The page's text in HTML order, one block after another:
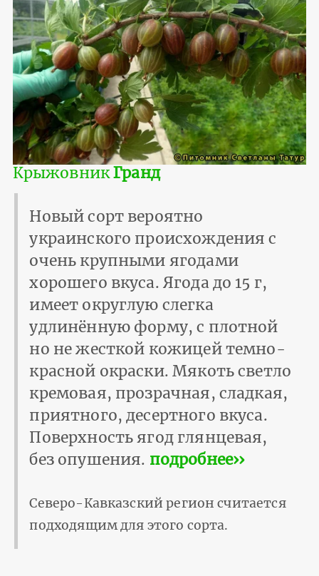
КрыжовникГранд
Новый сорт вероятно
украинского происхождения с
очень крупными ягодами
хорошего вкуса. Ягода до 15 г,
имеет округлую слегка
удлинённую форму, с плотной
но не жесткой кожицей темно-
красной окраски. Мякоть светло
кремовая, прозрачная, сладкая,
приятного, десертного вкуса.
Поверхность ягод глянцевая,
без опушения. подробнее››
Северо-Кавказский регион считается
подходящим для этого сорта.